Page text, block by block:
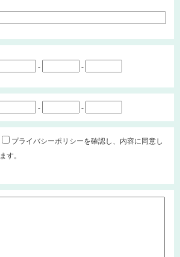
- -
- -
プライバシーポリシーを確認し、内容に同意し
ます。